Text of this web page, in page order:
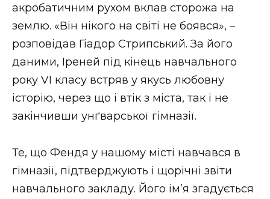
акробатичним рухом вклав сторожа на
землю. «Він нікого на світі не боявся», –
розповідав Гіадор Стрипський. За його
даними, Іреней під кінець навчального
року VI класу встряв у якусь любовну
історію, через що і втік з міста, так і не
закінчивши унґварської гімназії.
Те, що Фендя у нашому місті навчався в
гімназії, підтверджують і щорічні звіти
навчального закладу. Його ім’я згадується